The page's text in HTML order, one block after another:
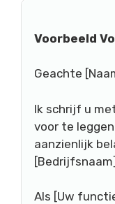
Voorbeeld
Geachte
Ik schrijf u
voor te
aanzienlijk
Als [Uw